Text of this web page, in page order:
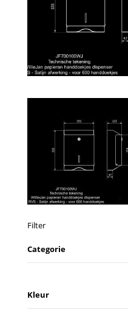
Filter
Categorie
Kleur